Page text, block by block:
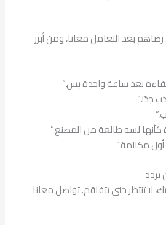
بعد التعامل معانا، ومن أبرز
بعد ساعة واحدة بس.”
جدًا.”
كأنها لسه طالعة من المصنع.”
مكالمة.”
لا تنتظر حتى تتفاقم. تواصل معانا